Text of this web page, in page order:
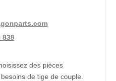
838
des pièces
de tige de couple.